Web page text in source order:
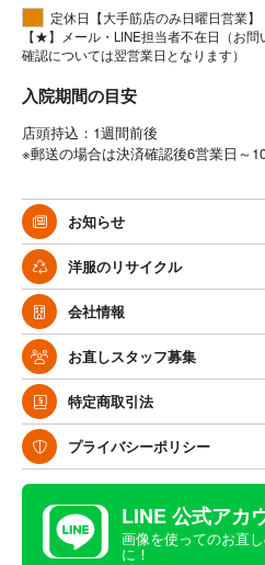
定休日【大手筋店
【★】メール・LINE担当者不在日（お
確認については翌営業日となります）
入院期間の目安
店頭持込：1週間前後
※郵送の場合は決済確認後6営業日～
お知らせ
洋服のリサイクル
会社情報
お直しスタッフ募集
特定商取引法
プライバシーポリシー
LINE 公式アカ
画像を使ってのお直
に！